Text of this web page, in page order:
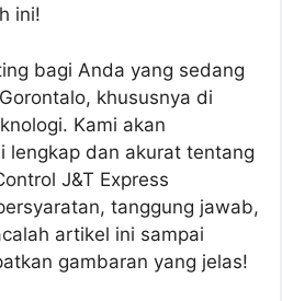
ini!
bagi Anda yang sedang
khususnya di
Kami akan
lengkap dan akurat tentang
J&T Express
tanggung jawab,
artikel ini sampai
gambaran yang jelas!